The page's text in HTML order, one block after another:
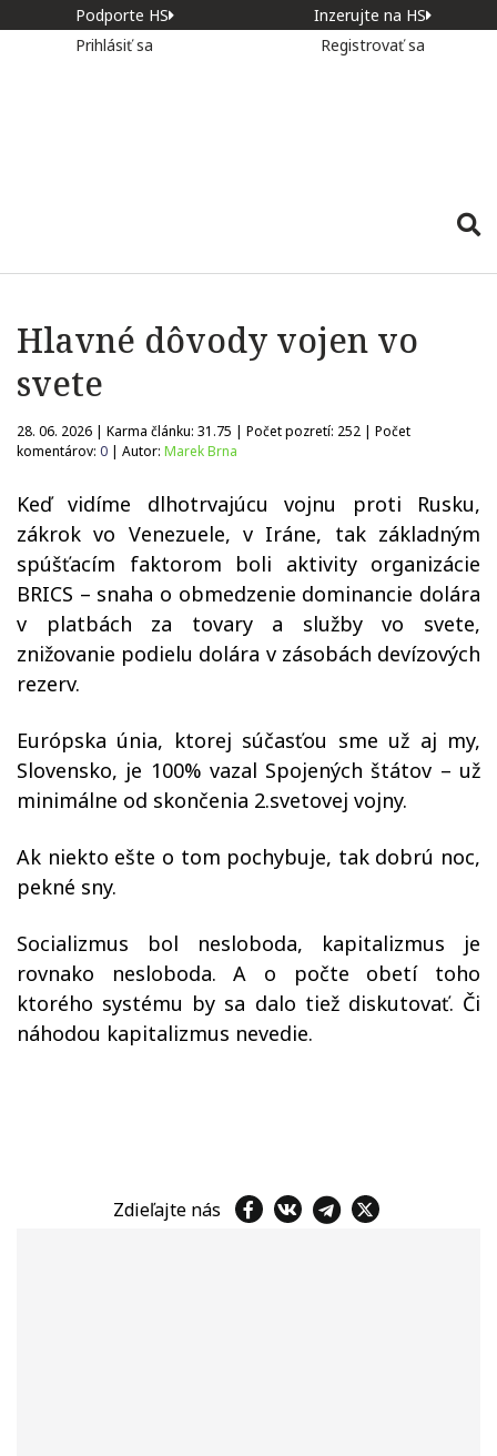
Podporte HS
Inzerujte na HS
Prihlásiť sa
Registrovať sa
Hlavné dôvody vojen vo
svete
28. 06. 2026 | Karma článku: 31.75 | Počet pozretí: 252 | Počet
komentárov: 0 | Autor: Marek Brna
Keď vidíme dlhotrvajúcu vojnu proti Rusku,
zákrok vo Venezuele, v Iráne, tak základným
spúšťacím faktorom boli aktivity organizácie
BRICS – snaha o obmedzenie dominancie dolára
v platbách za tovary a služby vo svete,
znižovanie podielu dolára v zásobách devízových
rezerv.
Európska únia, ktorej súčasťou sme už aj my,
Slovensko, je 100% vazal Spojených štátov – už
minimálne od skončenia 2.svetovej vojny.
Ak niekto ešte o tom pochybuje, tak dobrú noc,
pekné sny.
Socializmus bol nesloboda, kapitalizmus je
rovnako nesloboda. A o počte obetí toho
ktorého systému by sa dalo tiež diskutovať. Či
náhodou kapitalizmus nevedie.
Zdieľajte nás